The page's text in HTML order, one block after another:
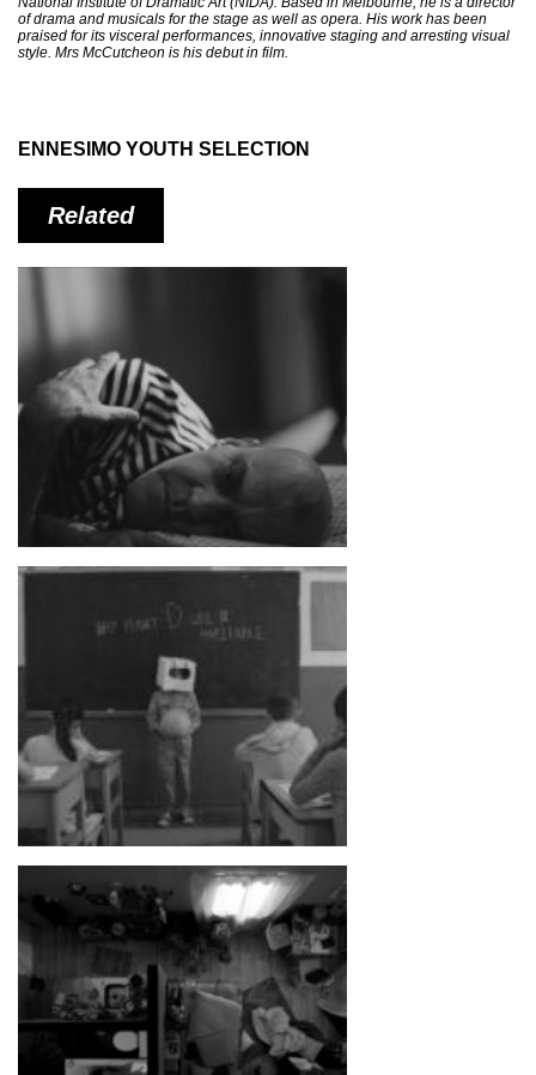
of drama and musicals for the stage as well as opera. His work has been
praised for its visceral performances, innovative staging and arresting visual
style. Mrs McCutcheon is his debut in film.
ENNESIMO YOUTH SELECTION
Related